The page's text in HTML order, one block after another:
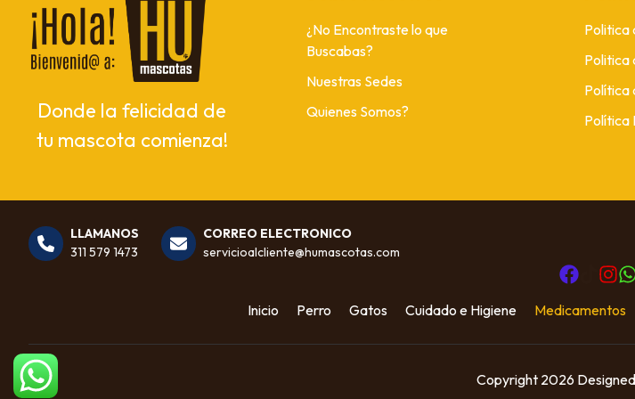
Donde la felicidad de
tu mascota comienza!
¿No Encontraste lo que
Buscabas?
Nuestras Sedes
Quienes Somos?
Politica
Politica
Política
Política
LLAMANOS
311 579 1473
CORREO ELECTRONICO
servicioalcliente@humascotas.com
Inicio Perro Gatos Cuidado e Higiene Medicamentos
Copyright 2026